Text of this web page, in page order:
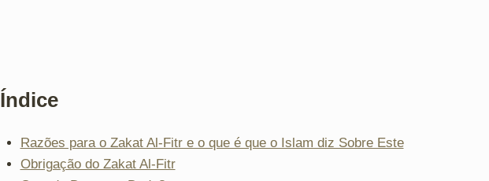
Índice
Razões para o Zakat Al-Fitr e o que é que o Islam diz Sobre Este
Obrigação do Zakat Al-Fitr